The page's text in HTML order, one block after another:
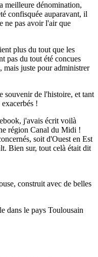
meilleure dénomination,
confisquée auparavant, il
ne pas avoir l'air que
plus du tout que les
pas du tout été concues
mais juste pour administrer
souvenir de l'histoire, et tant
!
j'avais écrit voilà
région Canal du Midi !
soit d'Ouest en Est
Bien sur, tout celà était dit
dans le pays Toulousain